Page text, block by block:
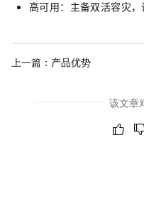
高可用：主备双活容灾
上一篇： 产品优势
该文章